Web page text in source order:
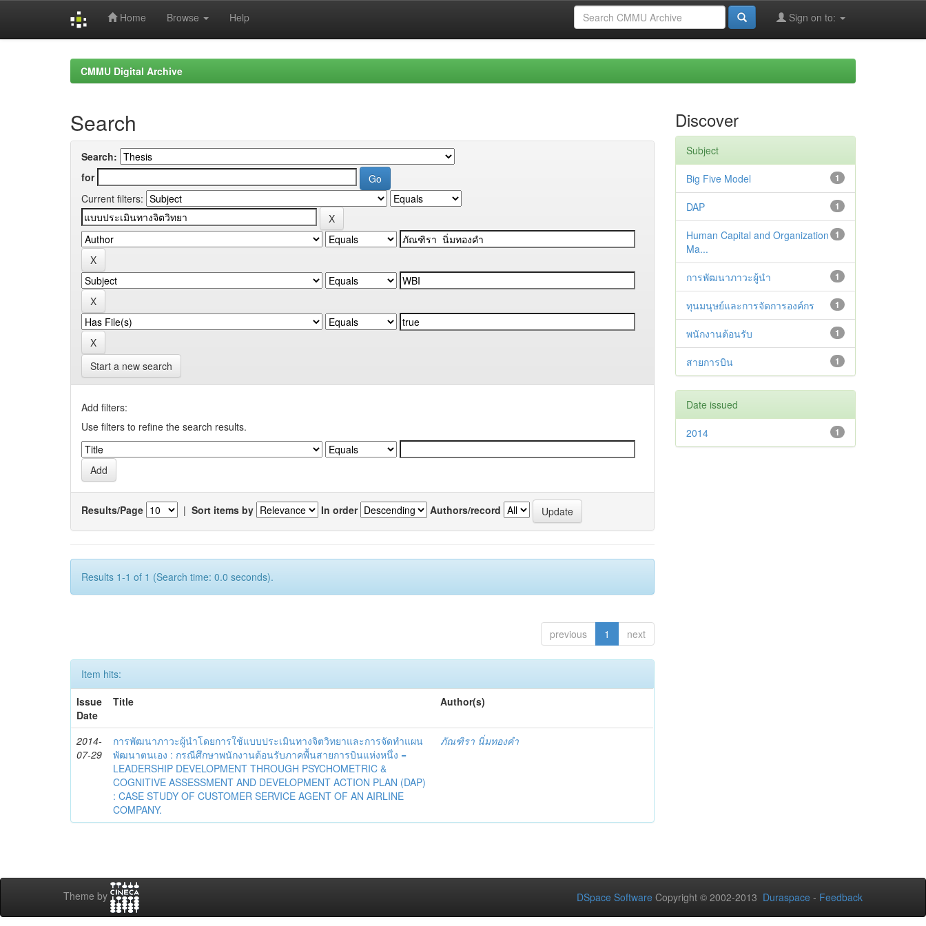
Home Browse Help Sign on to:
CMMU Digital Archive
Search
Search:
for
Current filters:
Start a new search
Add filters:
Use filters to refine the search results.
Results/Page | Sort items by In order Authors/record
Results 1-1 of 1 (Search time: 0.0 seconds).
previous 1 next
Item hits:
Issue
Date
Title Author(s)
2014-
07-29
การพัฒนาภาวะผู้นำโดยการใช้แบบประเมินทางจิตวิทยาและการจัดทำแผน
พัฒนาตนเอง : กรณีศึกษาพนักงานต้อนรับภาคพื้นสายการบินแห่งหนึ่ง =
LEADERSHIP DEVELOPMENT THROUGH PSYCHOMETRIC &
COGNITIVE ASSESSMENT AND DEVELOPMENT ACTION PLAN (DAP)
: CASE STUDY OF CUSTOMER SERVICE AGENT OF AN AIRLINE
COMPANY.
ภัณฑิรา นิ่มทองคำ
Discover
Subject
1
Big Five Model
1
DAP
1
Human Capital and Organization
Ma...
1
การพัฒนาภาวะผู้นำ
1
ทุนมนุษย์และการจัดการองค์กร
1
พนักงานต้อนรับ
1
สายการบิน
Date issued
1
2014
Theme by DSpace Software Copyright © 2002-2013 Duraspace - Feedback